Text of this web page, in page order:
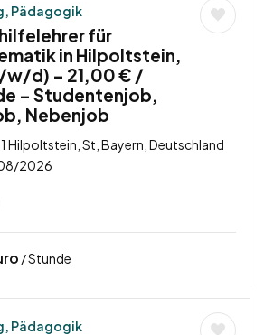
Pädagogik
für
in Hilpoltstein,
w/d) – 21,00 € /
– Studentenjob,
Nebenjob
Hilpoltstein, St, Bayern, Deutschland
2026
/ Stunde
Pädagogik